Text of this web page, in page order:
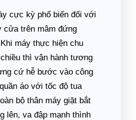
cực kỳ phổ biến đối với
cửa trên mâm đứng
máy thực hiện chu
thì vận hành tương
cứ hễ bước vào công
áo với tốc độ tua
bộ thân máy giặt bắt
lên, va đập mạnh thình